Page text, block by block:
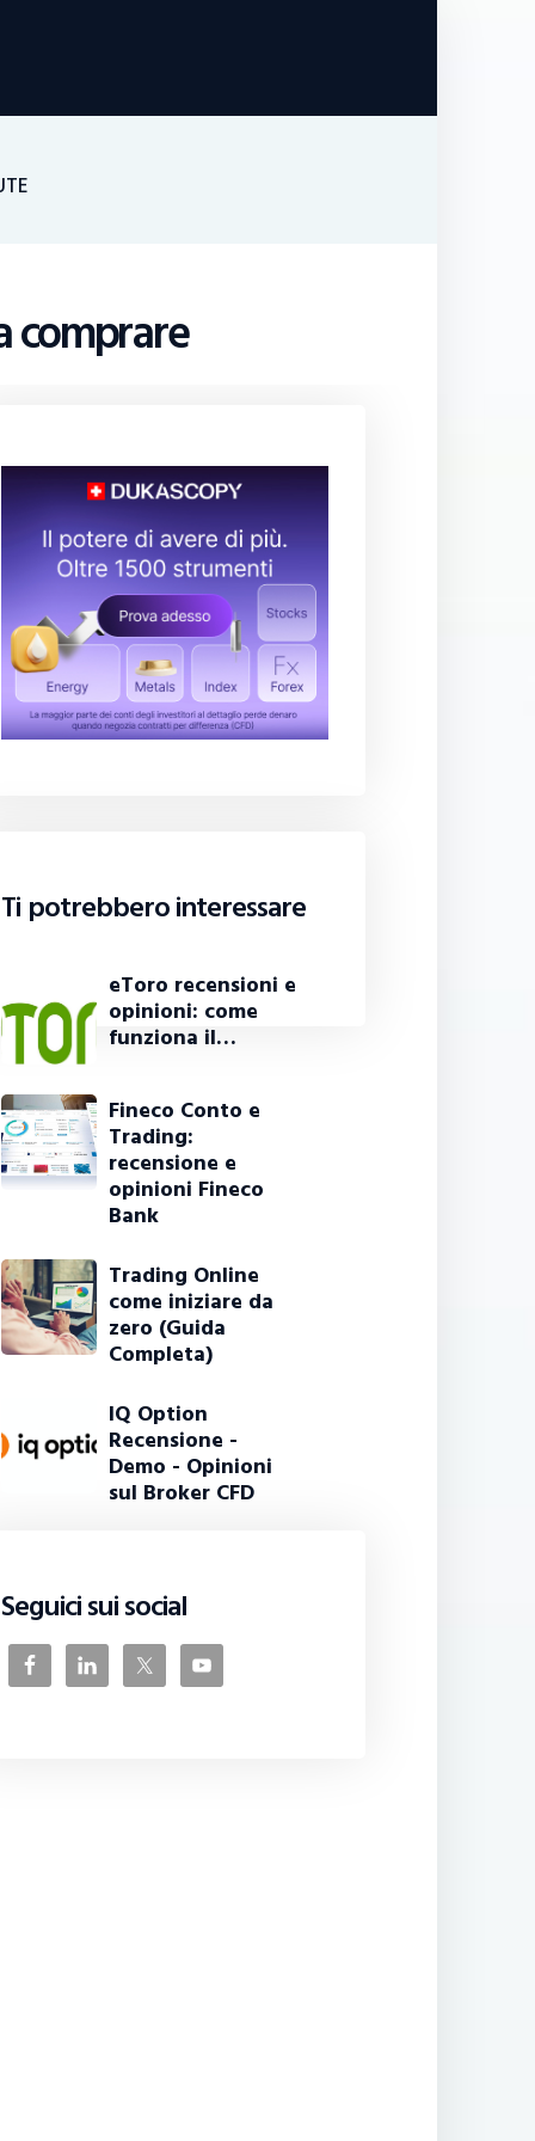
comprare
Ti potrebbero interessare
eToro recensioni e
opinioni: come
funziona il…
Fineco Conto e
Trading:
recensione e
opinioni Fineco
Bank
Trading Online
come iniziare da
zero (Guida
Completa)
IQ Option
Recensione -
Demo - Opinioni
sul Broker CFD
Seguici sui social